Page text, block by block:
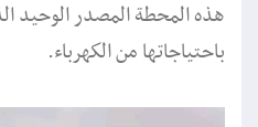
هذه المحطة المصدر الوحيد
باحتياجاتها من الكهرباء.